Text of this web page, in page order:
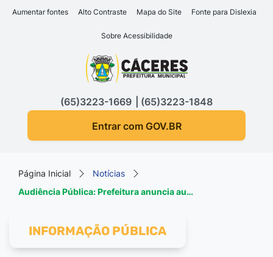
Seção de atalhos e links
Ir para o conteúdo [alt+1]
Ir para o rodapé [alt+4]
Aumentar fontes Alto Contraste Mapa do Site Fonte para Dislexia
Sobre Acessibilidade
Seção do menu principal
(65)3223-1669
(65)3223-1848
Entrar com GOV.BR
Página Inicial
Notícias
Audiência Pública: Prefeitura anuncia au…
INFORMAÇÃO PÚBLICA